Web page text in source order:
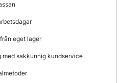
eget lager
med sakkunnig kundservice